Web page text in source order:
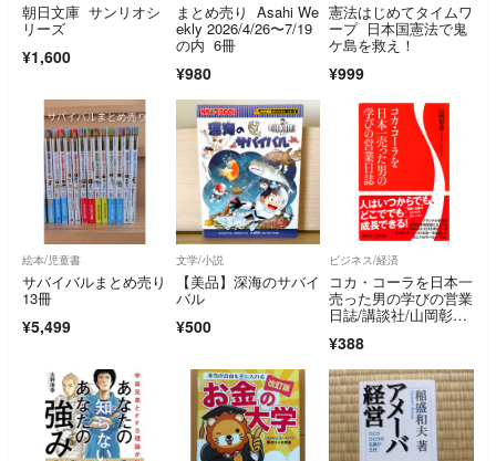
朝日文庫 サンリオシ
リーズ
¥1,600
まとめ売り Asahi We
ekly 2026/4/26〜7/19
の内 6冊
¥980
憲法はじめてタイムワ
ープ 日本国憲法で鬼
ケ島を救え！
¥999
絵本/児童書
サバイバルまとめ売り
13冊
¥5,499
文学/小説
【美品】深海のサバイ
バル
¥500
ビジネス/経済
コカ・コーラを日本一
売った男の学びの営業
日誌/講談社/山岡彰彦
¥388